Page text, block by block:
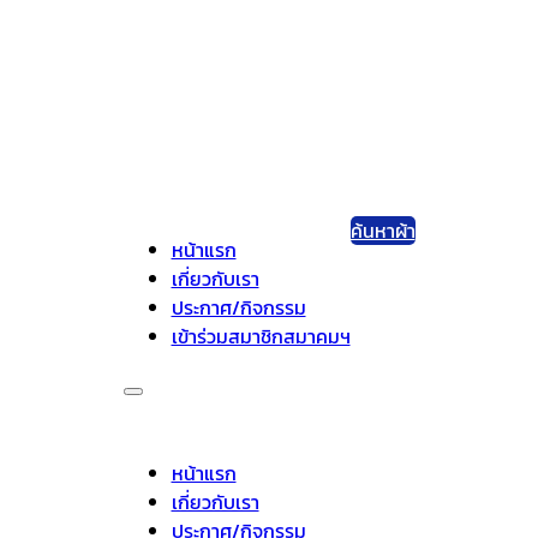
หน้าแรก
เกี่ยวกับเรา
ประกาศ/กิจกรรม
เข้าร่วมสมาชิกสมาคมฯ
หน้าแรก
เกี่ยวกับเรา
ประกาศ/กิจกรรม
ค้นหาผ้า